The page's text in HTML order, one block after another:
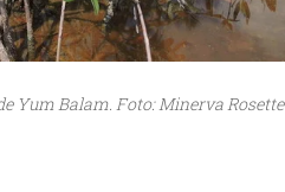
Yum Balam. Foto: Minerva Rosette